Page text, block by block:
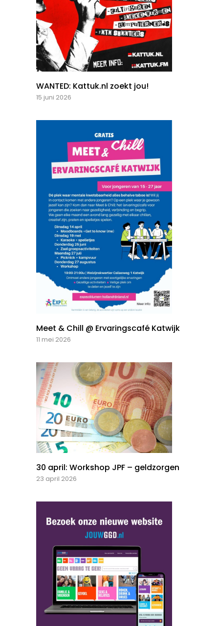
WANTED: Kattuk.nl zoekt jou!
15 juni 2026
Meet & Chill @ Ervaringscafé Katwijk
11 mei 2026
30 april: Workshop JPF – geldzorgen
23 april 2026